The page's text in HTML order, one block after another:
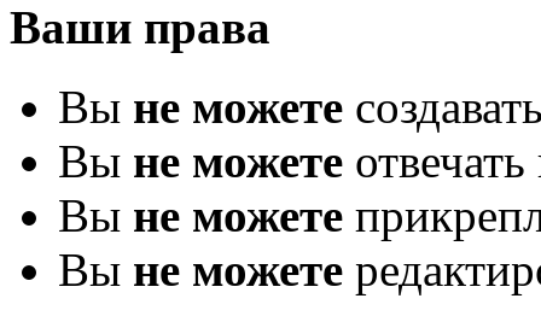
Ваши права
Вы не можете
Вы не можете
Вы не можете
Вы не можете